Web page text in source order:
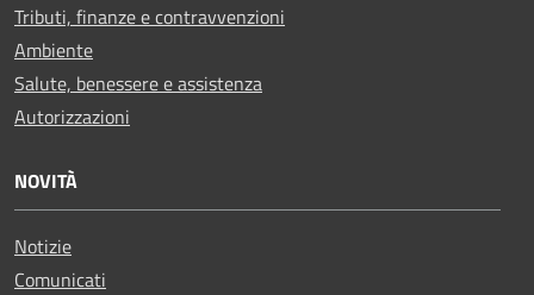
Tributi, finanze e contravvenzioni
Ambiente
Salute, benessere e assistenza
Autorizzazioni
NOVITÀ
Notizie
Comunicati